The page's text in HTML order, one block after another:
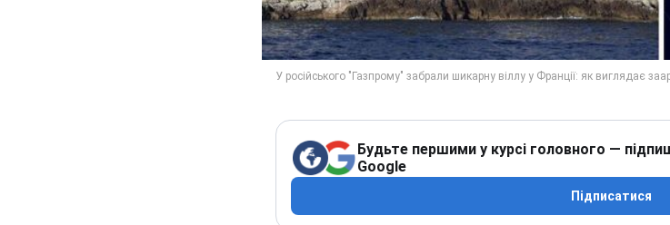
Будьте першими у курсі головного —
Google
Підписатися